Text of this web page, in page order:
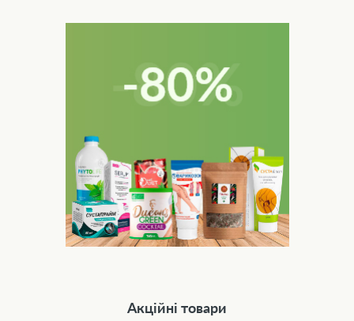
Акційні товари